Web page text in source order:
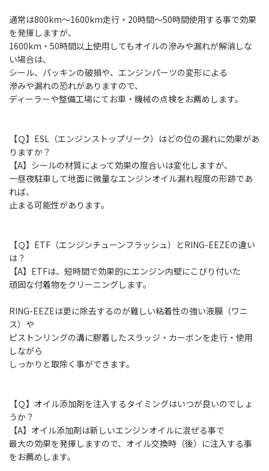
通常は800km～1600km走行・20時間～50時間使用する事で効果
を発揮しますが、
1600km・50時間以上使用してもオイルの滲みや漏れが解消しな
い場合は、
シール、パッキンの破損や、エンジンパーツの変形による
滲みや漏れの恐れがありますので、
ディーラーや整備工場にてお車・機械の点検をお薦めします。
【Ｑ】ESL（エンジンストップリーク）はどの位の漏れに効果があ
りますか？
【A】シールの材質によって効果の度合いは変化しますが、
一昼夜駐車して地面に微量なエンジンオイル漏れ程度の形跡であ
れば、
止まる可能性があります。
【Ｑ】ETF（エンジンチューンフラッシュ）とRING-EEZEの違い
は？
【A】ETFは、短時間で効果的にエンジン内壁にこびり付いた
頑固な付着物をクリーニングします。
RING-EEZEは更に除去するのが難しい粘着性の強い液膜（ワニ
ス）や
ピストンリングの溝に膠着したスラッジ・カーボンを走行・使用
しながら
しっかりと取除く事ができます。
【Ｑ】オイル添加剤を注入するタイミングはいつが良いのでしょ
うか？
【A】オイル添加剤は新しいエンジンオイルに混ぜる事で
最大の効果を発揮しますので、オイル交換時（後）に注入する事
をお薦めします。